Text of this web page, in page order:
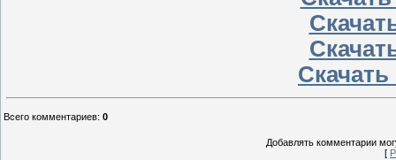
Всего комментариев: 0
Добавлять комментарии
[